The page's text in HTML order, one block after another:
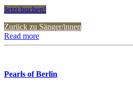
Jetzt buchen!
Zurück zu Sänger/innen
Read more
Pearls of Berlin